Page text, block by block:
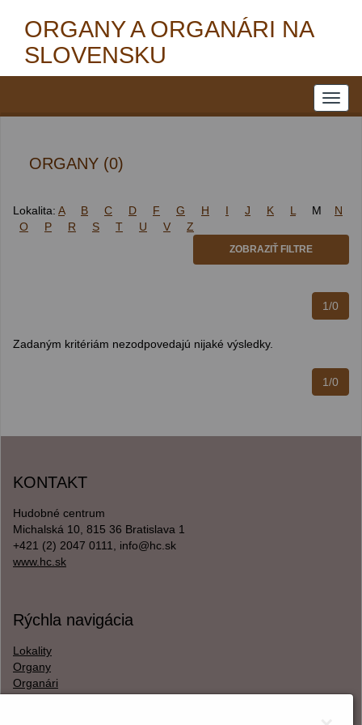
ORGANY A ORGANÁRI NA
SLOVENSKU
ORGANY (0)
Lokalita: A B C D F G H I J K L M N
O
P R S T U V Z
ZOBRAZIŤ FILTRE
1/0
Zadaným kritériám nezodpovedajú nijaké výsledky.
1/0
KONTAKT
Hudobné centrum
Michalská 10, 815 36 Bratislava 1
+421 (2) 2047 0111, info@hc.sk
www.hc.sk
Rýchla navigácia
Lokality
Organy
Organári